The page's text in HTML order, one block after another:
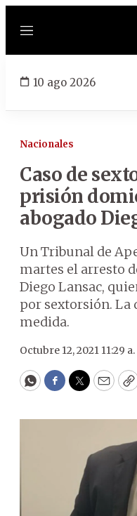
Menú
10 ago 2026
Nacionales
Caso de
prisión
abogado
Un Tribunal de
martes el arresto
Diego Lansac,
por sextorsión. La
medida.
Octubre 12, 2021 11:29
WhatsApp
Facebook
Twitter